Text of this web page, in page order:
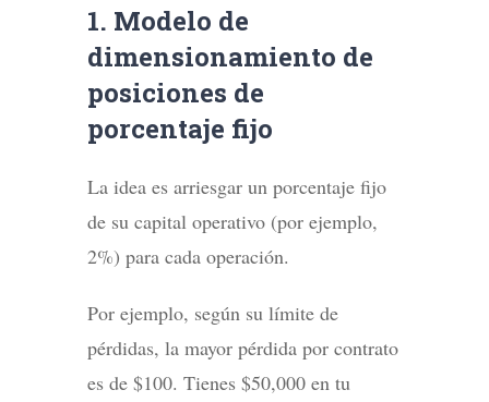
1. Modelo de
dimensionamiento de
posiciones de
porcentaje fijo
La idea es arriesgar un porcentaje fijo
de su capital operativo (por ejemplo,
2%) para cada operación.
Por ejemplo, según su límite de
pérdidas, la mayor pérdida por contrato
es de $100. Tienes $50,000 en tu